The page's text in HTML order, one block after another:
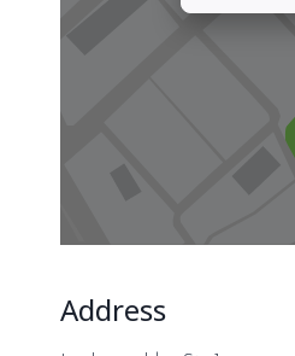
Address